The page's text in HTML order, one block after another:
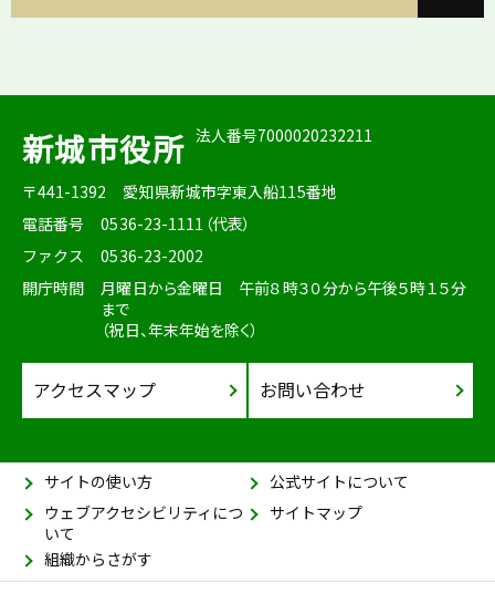
新城市役所 法人番号7000020232211
〒441-1392
愛知県新城市字東入船115番地
電話番号
0536-23-1111（代表）
ファクス
0536-23-2002
開庁時間
月曜日から金曜日 午前８時３０分から午後５時１５分
まで
（祝日、年末年始を除く）
アクセスマップ お問い合わせ
サイトの使い方
公式サイトについて
ウェブアクセシビリティにつ
いて
サイトマップ
組織からさがす